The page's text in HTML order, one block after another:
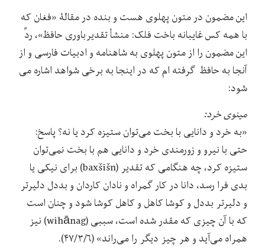
این مضمون در متون پهلوی هست و بنده در مقالۀ «فغان که
با همه کس غایبانه باخت فلک: منشأ تقدیرباوری حافظ»، ردِّ
این مضمون را از متون پهلوی به شاهنامه و ادبیات فارسی و از
آنجا به حافظ گرفته ام که در اینجا به برخی شواهد اشاره می
شود:
مینوی خرد:
«به خرد و دانایی با بخت می‌توان ستیزه کرد یا نه؟ پاسخ:
حتی با نیرو و زورمندی خرد و دانایی هم با بخت نمی‌توان
ستیزه کرد، چه هنگامی که تقدیر (baxšišn) برای نیکی یا
بدی فرا رسد، دانا در کار گمراه و نادان کاردان و بددل دلیرتر
و دلیرتر بددل و کوشا کاهل و کاهل کوشا شود و چنان است
که با آن چیزی که مقدر شده است، سببی (wihānag) نیز
همراه می‌آید و هر چیز دیگر را می‌راند» (۴۷/۳/۶).